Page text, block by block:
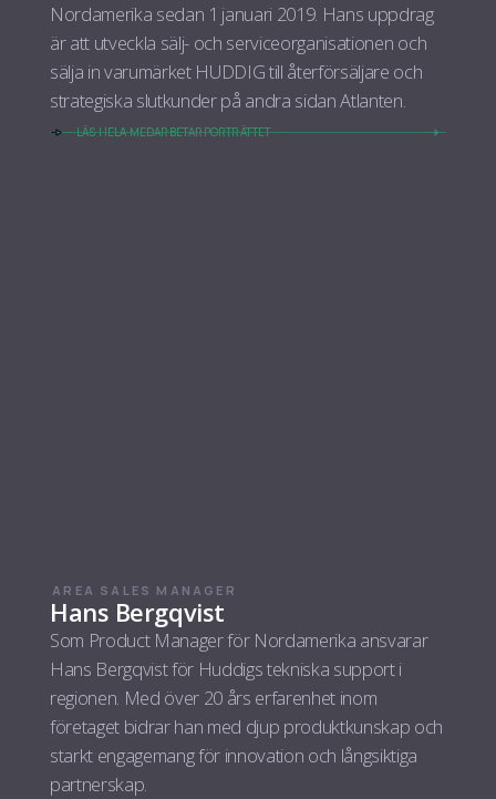
Nordamerika sedan 1 januari 2019. Hans uppdrag
är att utveckla sälj- och serviceorganisationen och
sälja in varumärket HUDDIG till återförsäljare och
strategiska slutkunder på andra sidan Atlanten.
LÄS HELA MEDARBETARPORTRÄTTET
AREA SALES MANAGER
Hans Bergqvist
Som Product Manager för Nordamerika ansvarar
Hans Bergqvist för Huddigs tekniska support i
regionen. Med över 20 års erfarenhet inom
företaget bidrar han med djup produktkunskap och
starkt engagemang för innovation och långsiktiga
partnerskap.